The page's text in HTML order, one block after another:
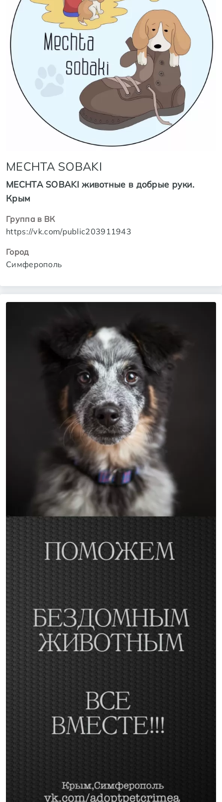
MECHTA SOBAKI
MECHTA SOBAKI животные в добрые руки.
Крым
Группа в ВК
https://vk.com/public203911943
Город
Симферополь